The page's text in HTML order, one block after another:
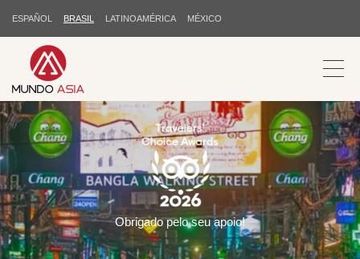
ESPAÑOL BRASIL LATINOAMÉRICA MÉXICO
Obrigado pelo seu apoio!